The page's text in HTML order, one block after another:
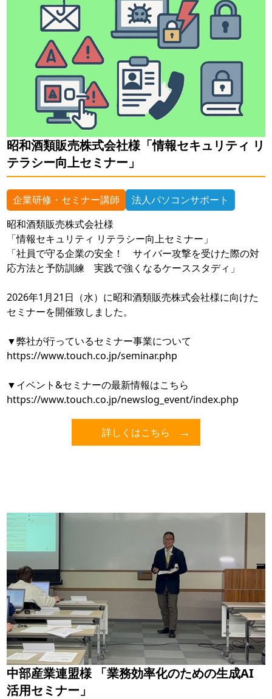
昭和酒類販売株式会社様「情報セキュリティ リ
テラシー向上セミナー」
企業研修・セミナー講師
法人パソコンサポート
昭和酒類販売株式会社様
「情報セキュリティ リテラシー向上セミナー」
「社員で守る企業の安全！ サイバー攻撃を受けた際の対
応方法と予防訓練 実践で強くなるケーススタディ」
2026年1月21日（水）に昭和酒類販売株式会社様に向けた
セミナーを開催致しました。
▼弊社が行っているセミナー事業について
https://www.touch.co.jp/seminar.php
▼イベント&セミナーの最新情報はこちら
https://www.touch.co.jp/newslog_event/index.php
詳しくはこちら
中部産業連盟様 「業務効率化のための生成AI
活用セミナー」